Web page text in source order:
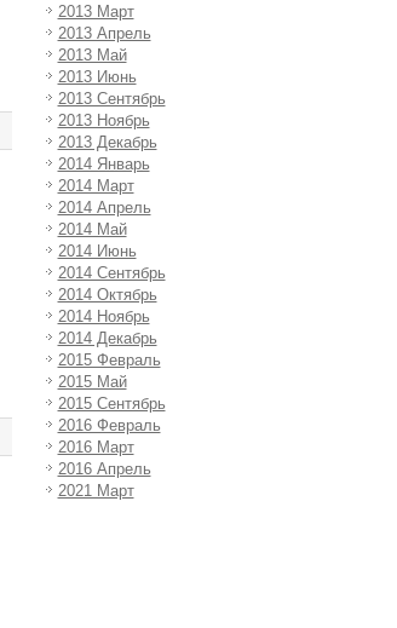
2013 Март
2013 Апрель
2013 Май
2013 Июнь
2013 Сентябрь
2013 Ноябрь
2013 Декабрь
2014 Январь
2014 Март
2014 Апрель
2014 Май
2014 Июнь
2014 Сентябрь
2014 Октябрь
2014 Ноябрь
2014 Декабрь
2015 Февраль
2015 Май
2015 Сентябрь
2016 Февраль
2016 Март
2016 Апрель
2021 Март